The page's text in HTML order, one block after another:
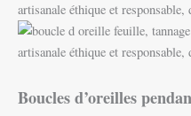
Boucles d’oreilles